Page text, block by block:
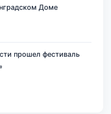
Доме
прошел фестиваль